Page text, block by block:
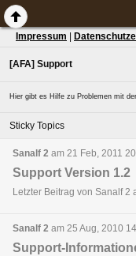
Impressum
[AFA] Support
Hier gibt es Hilfe zu Problemen mit
Sticky Topics
Sanalf 2 am 21 Feb, 2011
Support Version 1.2
Letzter Beitrag von Sanalf 2
Sanalf 2 am 25 Aug, 2010
Support-